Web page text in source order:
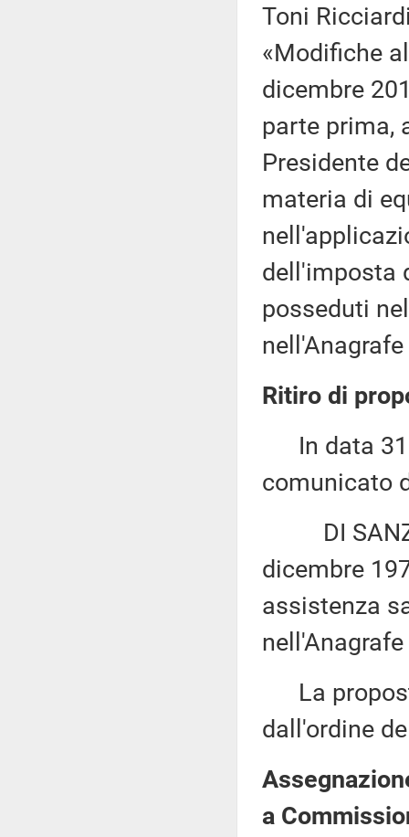
Toni
«Modifiche
dicembre
parte prima,
Presidente
materia di
dell'imposta
posseduti
Ritiro di
In data 31
comunicato
DI
dicembre
assistenza
La
dall'ordine
a